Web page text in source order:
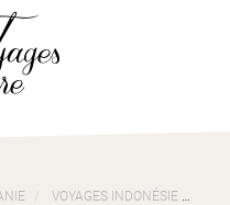
VOYAGES INDONÉSIE